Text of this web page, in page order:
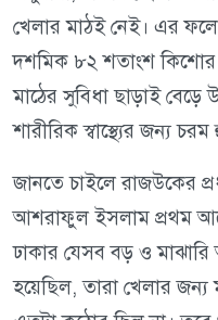
খেলার মাঠই নেই। এর ফলে
দশমিক ৮২ শতাংশ
মাঠের সুবিধা ছাড়াই
শারীরিক স্বাস্থ্যের জন্য
জানতে চাইলে রাজউকের
আশরাফুল ইসলাম প্রথম
ঢাকার যেসব বড় ও
হয়েছিল, তারা খেলার